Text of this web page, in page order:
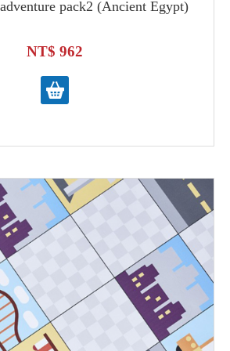
pack2 (Ancient Egypt)
962